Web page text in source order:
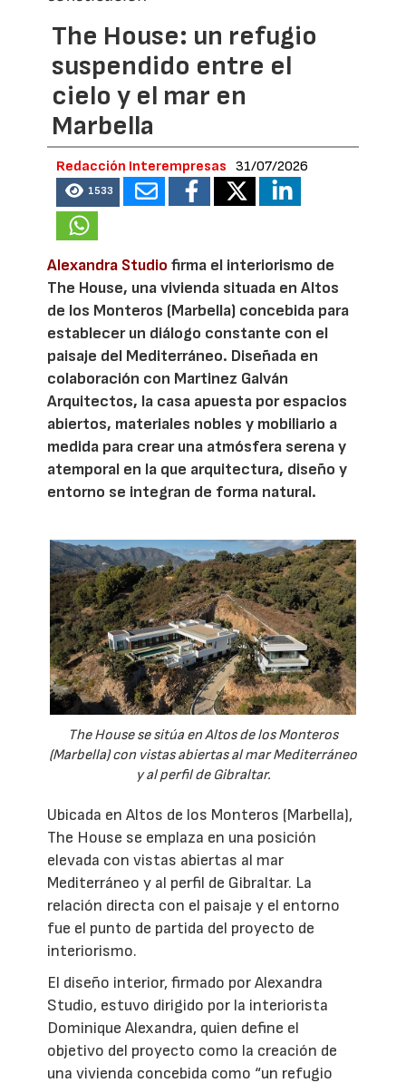
The House: un refugio
suspendido entre el
cielo y el mar en
Marbella
Redacción Interempresas 31/07/2026
1533
Alexandra Studio firma el interiorismo de
The House, una vivienda situada en Altos
de los Monteros (Marbella) concebida para
establecer un diálogo constante con el
paisaje del Mediterráneo. Diseñada en
colaboración con Martinez Galván
Arquitectos, la casa apuesta por espacios
abiertos, materiales nobles y mobiliario a
medida para crear una atmósfera serena y
atemporal en la que arquitectura, diseño y
entorno se integran de forma natural.
The House se sitúa en Altos de los Monteros
(Marbella) con vistas abiertas al mar Mediterráneo
y al perfil de Gibraltar.
Ubicada en Altos de los Monteros (Marbella),
The House se emplaza en una posición
elevada con vistas abiertas al mar
Mediterráneo y al perfil de Gibraltar. La
relación directa con el paisaje y el entorno
fue el punto de partida del proyecto de
interiorismo.
El diseño interior, firmado por Alexandra
Studio, estuvo dirigido por la interiorista
Dominique Alexandra, quien define el
objetivo del proyecto como la creación de
una vivienda concebida como “un refugio